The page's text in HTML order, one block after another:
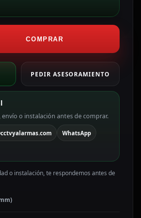
COMPRAR
PEDIR ASESORAMIENTO
o instalación antes de comprar.
WhatsApp
o instalación, te respondemos antes de